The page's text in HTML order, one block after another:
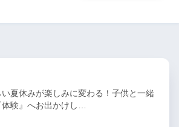
い夏休みが楽しみに変わる！子供と一緒
体験』へお出かけし…